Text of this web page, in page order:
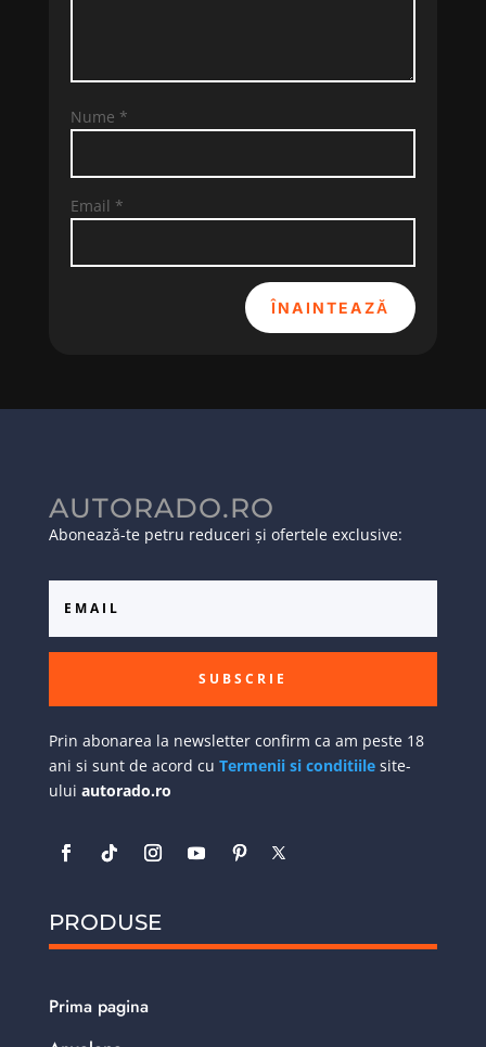
Nume *
Email *
ÎNAINTEAZĂ
AUTORADO.RO
Abonează-te petru reduceri și ofertele exclusive:
SUBSCRIE
Prin abonarea la newsletter confirm ca am peste 18
ani si sunt de acord cu Termenii si conditiilesite-
ului autorado.ro
PRODUSE
Prima pagina